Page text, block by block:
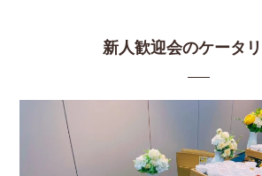
新人歓迎会のケータ